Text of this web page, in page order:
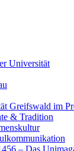
Universität
Greifswald im
& Tradition
– Das